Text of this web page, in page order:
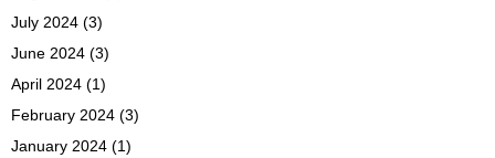
July 2024 (3)
June 2024 (3)
April 2024 (1)
February 2024 (3)
January 2024 (1)